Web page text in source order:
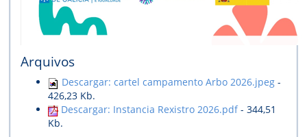
Arquivos
Descargar: cartel campamento Arbo 2026.jpeg -
426,23 Kb.
Descargar: Instancia Rexistro 2026.pdf- 344,51
Kb.